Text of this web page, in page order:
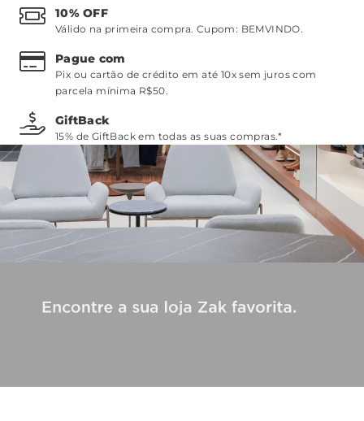
10% OFF
Válido na primeira compra. Cupom: BEMVINDO.
Pague com
Pix ou cartão de crédito em até 10x sem juros com
parcela mínima R$50.
GiftBack
15% de GiftBack em todas as suas compras.*